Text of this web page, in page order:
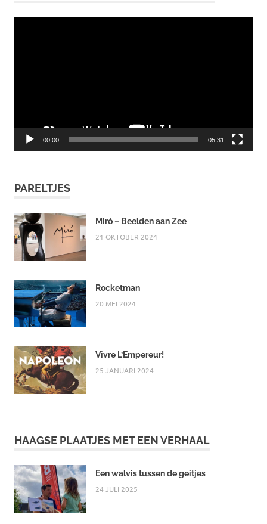
00:00 05:31
PARELTJES
Miró – Beelden aan Zee
21 OKTOBER 2024
Rocketman
20 MEI 2024
Vivre L’Empereur!
25 JANUARI 2024
HAAGSE PLAATJES MET EEN VERHAAL
Een walvis tussen de geitjes
24 JULI 2025